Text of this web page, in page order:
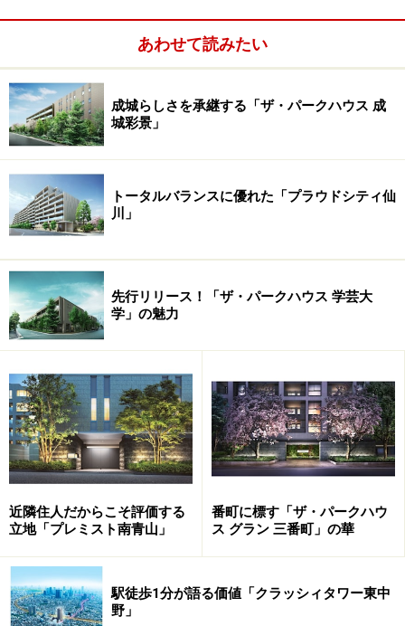
区には公園が配され、両街区に暮らす人々が利用できる
らす人が集う場として単に公園を作り樹木を植えるだけ
でなく、「緑地協定」という独自のルールを設け、両街
区の住人が主体的にこの緑の環境を守り育てていくこと
が意図されている。もちろん一戸建て街区に暮らす人が
マンション街区内に設けられる共用施設を利用すること
もでき、世帯を超えて、世代を超えて共に暮らすつなが
りのある街を目指している。
あわせて読みたい
成城らしさを承継する「ザ・パークハウス 成
城彩景」
トータルバランスに優れた「プラウドシティ仙
川」
先行リリース！「ザ・パークハウス 学芸大
学」の魅力
近隣住人だからこそ評価する
立地「プレミスト南青山」
番町に標す「ザ・パークハウ
ス グラン 三番町」の華
駅徒歩1分が語る価値「クラッシィタワー東中
野」